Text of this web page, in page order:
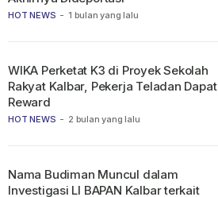
HOT NEWS - 1 bulan yang lalu
HOT NEWS - 2 bulan yang lalu
WIKA Perketat K3 di Proyek Sekolah
Rakyat Kalbar, Pekerja Teladan Dapat
Reward
Nama Budiman Muncul dalam
Investigasi LI BAPAN Kalbar terkait